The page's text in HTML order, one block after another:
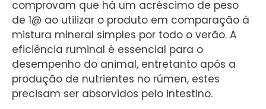
comprovam que há um acréscimo de peso
de 1@ ao utilizar o produto em comparação à
mistura mineral simples por todo o verão. A
eficiência ruminal é essencial para o
desempenho do animal, entretanto após a
produção de nutrientes no rúmen, estes
precisam ser absorvidos pelo intestino.